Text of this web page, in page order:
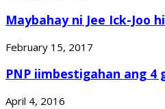
Maybahay ni Jee Ick-Joo
February 15, 2017
PNP iimbestigahan ang 4
April 4, 2016